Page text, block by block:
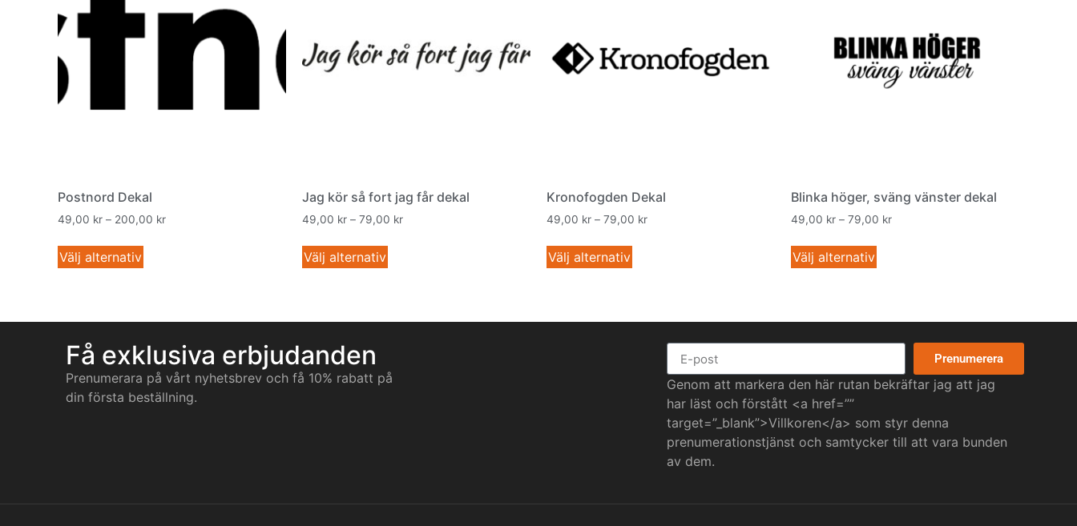
Postnord Dekal
49,00 kr – 200,00 kr
Välj alternativ
Jag kör så fort jag får dekal
49,00 kr – 79,00 kr
Välj alternativ
Kronofogden Dekal
49,00 kr – 79,00 kr
Välj alternativ
Blinka höger, sväng vänster dekal
49,00 kr – 79,00 kr
Välj alternativ
Få exklusiva erbjudanden
Prenumerara på vårt nyhetsbrev och få 10% rabatt på
din första beställning.
Prenumerera
Genom att markera den här rutan bekräftar jag att jag
har läst och förstått <a href=””
target=”_blank”>Villkoren</a> som styr denna
prenumerationstjänst och samtycker till att vara bunden
av dem.